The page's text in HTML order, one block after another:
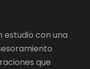
estudio con una
que